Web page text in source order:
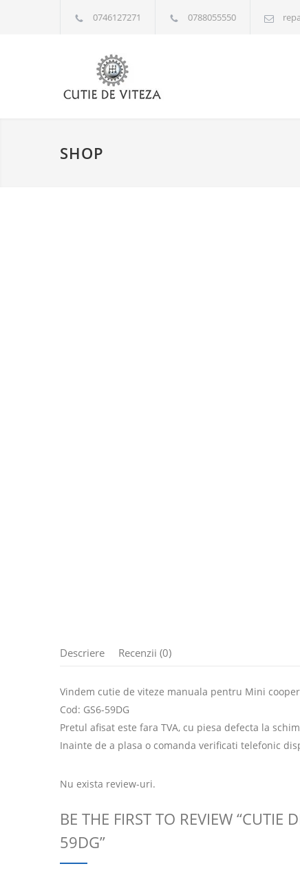
0746127271 0788055550
SHOP
Descriere Recenzii (0)
Vindem cutie de viteze manuala pentru Mini
Cod: GS6-59DG
Pretul afisat este fara TVA, cu piesa defecta la
Inainte de a plasa o comanda verificati telefonic
Nu exista review-uri.
BE THE FIRST TO REVIEW “CUTIE
59DG”